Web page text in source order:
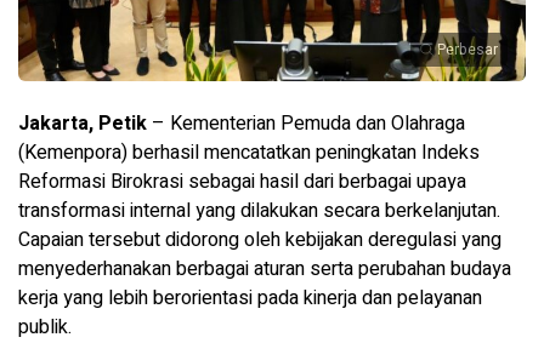
Perbesar
Jakarta, Petik – Kementerian Pemuda dan Olahraga
(Kemenpora) berhasil mencatatkan peningkatan Indeks
Reformasi Birokrasi sebagai hasil dari berbagai upaya
transformasi internal yang dilakukan secara berkelanjutan.
Capaian tersebut didorong oleh kebijakan deregulasi yang
menyederhanakan berbagai aturan serta perubahan budaya
kerja yang lebih berorientasi pada kinerja dan pelayanan
publik.